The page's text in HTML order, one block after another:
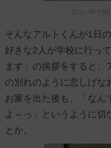
切ない声で鳴
そんなアルトくんが1日
好きな2人が学校に行っ
ます」の挨拶をすると、
の別れのように悲しげ
お家を出た後も、「なん
よ～っ」というように切
とか。